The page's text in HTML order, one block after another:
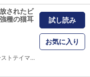
されたビ
種の猫耳
「役立たず」と言われたビーストテイマーの大逆転が始まる!! 「レイン、君はクビだ」役立たずの烙印を押され、勇者パーティーを追放されてしまったビーストテイマーのレイン。冒険者として駆け出した彼が出会ったのは、最強種『猫霊族』の少女、カナデだった。ふたりの出会いをきっかけに、世界はレインの能力に気づき始める――！ 「小説家になろう」発、“すべてを使役する”テイミング・ファンタジー！ ※「小説家になろう」は株式会社ヒナプロジェクトの登録商標です。 (C)Suzu Miyama┴(C)2019 Moto Shigemura
試し読み
お気に入り